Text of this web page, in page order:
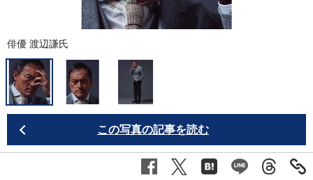
俳優 渡辺謙氏
この写真の記事を読む